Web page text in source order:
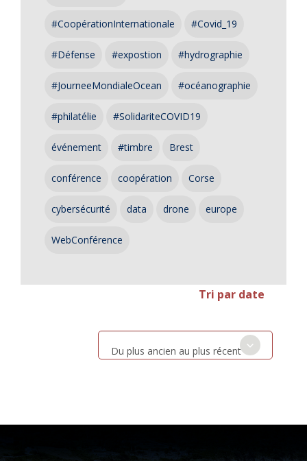
#CoopérationInternationale #Covid_19
#Défense #expostion #hydrographie
#JourneeMondialeOcean #océanographie
#philatélie #SolidariteCOVID19
événement #timbre Brest
conférence coopération Corse
cybersécurité data drone europe
WebConférence
Tri par date
Du plus ancien au plus récent